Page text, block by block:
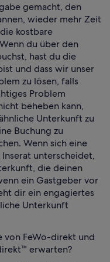
gemacht, den
wieder mehr Zeit
kostbare
du über den
hast du die
und dass wir unser
zu lösen, falls
Problem
beheben kann,
Unterkunft zu
Buchung zu
Wenn sich eine
unterscheidet,
die deinen
ein Gastgeber vor
dir ein engagiertes
Unterkunft
von FeWo-direkt und
erwarten?